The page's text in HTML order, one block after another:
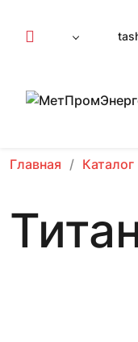
Главная Каталог